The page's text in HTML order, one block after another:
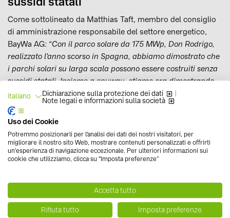
Come sottolineato da Matthias Taft, membro del consiglio
di amministrazione responsabile del settore energetico,
BayWa AG: “Con il parco solare da 175 MWp, Don Rodrigo,
realizzato l'anno scorso in Spagna, abbiamo dimostrato che
i parchi solari su larga scala possono essere costruiti senza
sussidi statali. Insieme a enyway, stiamo ora dimostrando
di poter costruire progetti più piccoli in Germania usando
concetti intelligenti e cooperativi, al di là dei sussidi offerti
dal governo". Sicuramente è ancora presto per capire
quanto in fretta potrebbe svilupparsi la blockchain applicata
al settore dell’energia, ma la realizzazione di questo
impianto è un senz’altro uno step importante, che potrebbe
nel consumo di energie rinnovabili). Quel che è certo,
intanto, è che realizzareimpianti fotovoltaici senza sussidi
italiano Dichiarazione sulla protezione dei dati |
Note legali e informazioni sulla società
Uso dei Cookie
Potremmo posizionarli per l'analisi dei dati dei nostri visitatori, per
migliorare il nostro sito Web, mostrare contenuti personalizzati e offrirti
un'esperienza di navigazione eccezionale. Per ulteriori informazioni sui
cookie che utilizziamo, clicca su "Imposta preferenze”
Accetta tutto
Rifiuta tutto Imposta preferenze